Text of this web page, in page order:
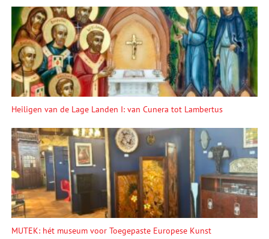
Heiligen van de Lage Landen I: van Cunera tot Lambertus
MUTEK: hét museum voor Toegepaste Europese Kunst